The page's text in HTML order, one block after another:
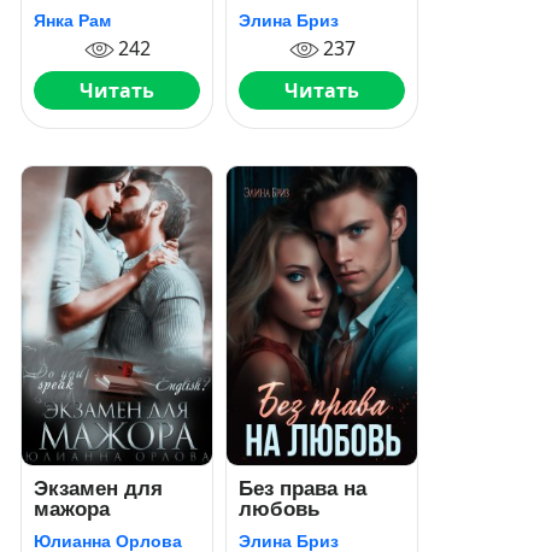
Янка Рам
242
Читать
Элина Бриз
237
Читать
Экзамен для
мажора
Юлианна Орлова
Без права на
любовь
Элина Бриз